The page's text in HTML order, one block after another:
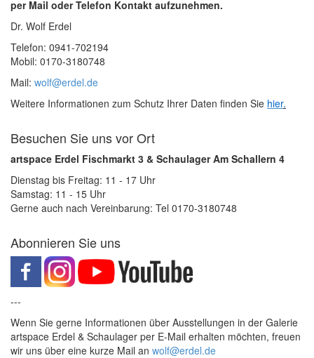
per Mail oder Telefon Kontakt aufzunehmen.
Dr. Wolf Erdel
Telefon: 0941-702194
Mobil: 0170-3180748
Mail: wolf@erdel.de
Weitere Informationen zum Schutz Ihrer Daten finden Sie hier.
Besuchen Sie uns vor Ort
artspace Erdel Fischmarkt 3 & Schaulager Am Schallern 4
Dienstag bis Freitag: 11 - 17 Uhr
Samstag: 11 - 15 Uhr
Gerne auch nach Vereinbarung: Tel 0170-3180748
Abonnieren Sie uns
---
Wenn Sie gerne Informationen über Ausstellungen in der Galerie
artspace Erdel & Schaulager per E-Mail erhalten möchten, freuen
wir uns über eine kurze Mail an wolf@erdel.de